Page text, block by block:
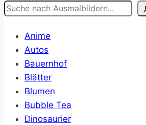
Anime
Autos
Bauernhof
Blätter
Blumen
Bubble Tea
Dinosaurier